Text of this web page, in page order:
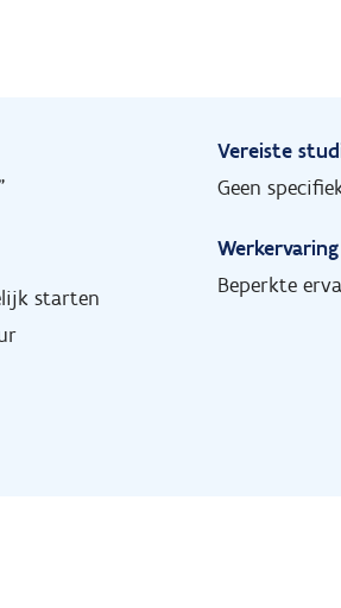
starten
Vereiste
Geen
Werkervaring
Beperkte